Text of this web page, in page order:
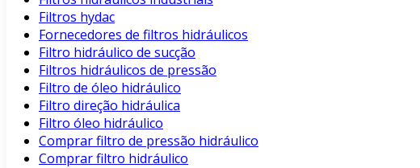
Filtros hydac
Fornecedores de filtros hidráulicos
Filtro hidráulico de sucção
Filtros hidráulicos de pressão
Filtro de óleo hidráulico
Filtro direção hidráulica
Filtro óleo hidráulico
Comprar filtro de pressão hidráulico
Comprar filtro hidráulico